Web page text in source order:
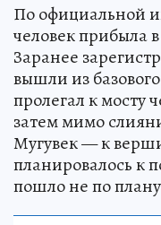
По официальной
человек прибыла
Заранее
вышли из
пролегал к мосту
затем мимо
Мугувек — к
планировалось к
пошло не по